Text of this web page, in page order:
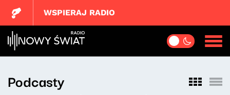
WSPIERAJ RADIO
Podcasty